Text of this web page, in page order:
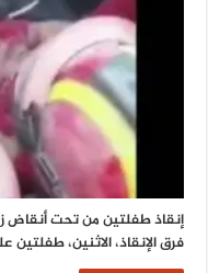
إنقاذ طفلتين من تحت أنقاض
فرق الإنقاذ، الاثنين، طفلتين